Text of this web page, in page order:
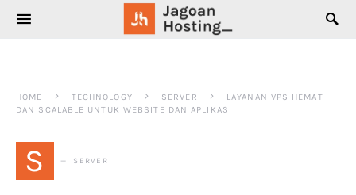
SEARCH FOR:
HOME TECHNOLOGY SERVER
LAYANAN VPS HEMAT
DAN SCALABLE UNTUK WEBSITE DAN APLIKASI
S SERVER